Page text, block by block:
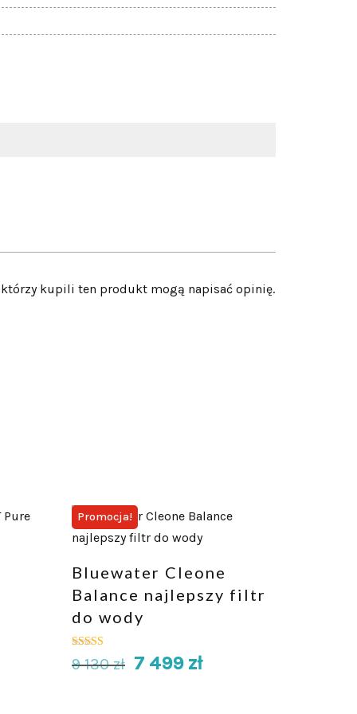
kupili ten produkt mogą napisać opinię.
Promocja!
Bluewater Cleone
Balance najlepszy filtr
do wody
Oceniono
5.00
9 130zł 7 499 zł